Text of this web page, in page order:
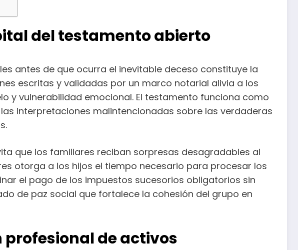
del testamento abierto
antes de que ocurra el inevitable deceso constituye la
escritas y validadas por un marco notarial alivia a los
y vulnerabilidad emocional. El testamento funciona como
interpretaciones malintencionadas sobre las verdaderas
que los familiares reciban sorpresas desagradables al
otorga a los hijos el tiempo necesario para procesar los
el pago de los impuestos sucesorios obligatorios sin
de paz social que fortalece la cohesión del grupo en
profesional de activos